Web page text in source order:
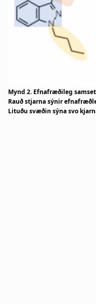
Mynd 2. Efnafræðileg
Rauð stjarna sýnir
Lituðu svæðin sýna svo